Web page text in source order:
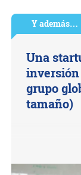
Y además…
Una
grupo
tamaño)